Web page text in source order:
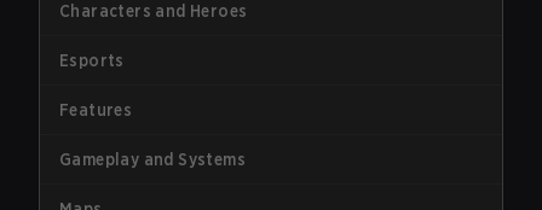
Characters and Heroes
Esports
Features
Gameplay and Systems